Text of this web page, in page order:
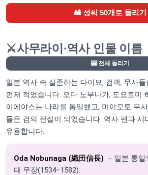
🎎 성씨 50개로 돌리기
⚔️사무라이·역사 인물 이름
🎰 전체 돌리기
일본 역사 속 실존하는 다이묘, 검객, 무사
먼저 적었습니다. 오다 노부나가, 도요토미
이에야스는 나라를 통일했고, 미야모토 무
들은 검의 전설이 되었습니다. 역사 팬과 시
유용합니다.
Oda Nobunaga (織田信長) – 일본 통일
대 무장(1534–1582).